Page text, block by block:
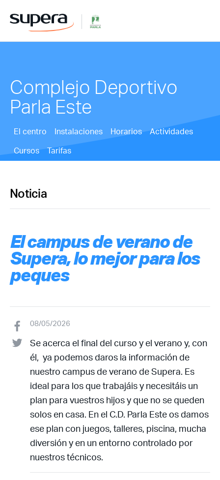
Complejo Deportivo
Parla Este
El centro Instalaciones Horarios
Actividades
Cursos
Tarifas
Noticia
El campus de verano de
Supera, lo mejor para los
peques
08/05/2026
Se acerca el final del curso y el verano y, con
él, ya podemos daros la información de
nuestro campus de verano de Supera. Es
ideal para los que trabajáis y necesitáis un
plan para vuestros hijos y que no se queden
solos en casa. En el C.D. Parla Este os damos
ese plan con juegos, talleres, piscina, mucha
diversión y en un entorno controlado por
nuestros técnicos.